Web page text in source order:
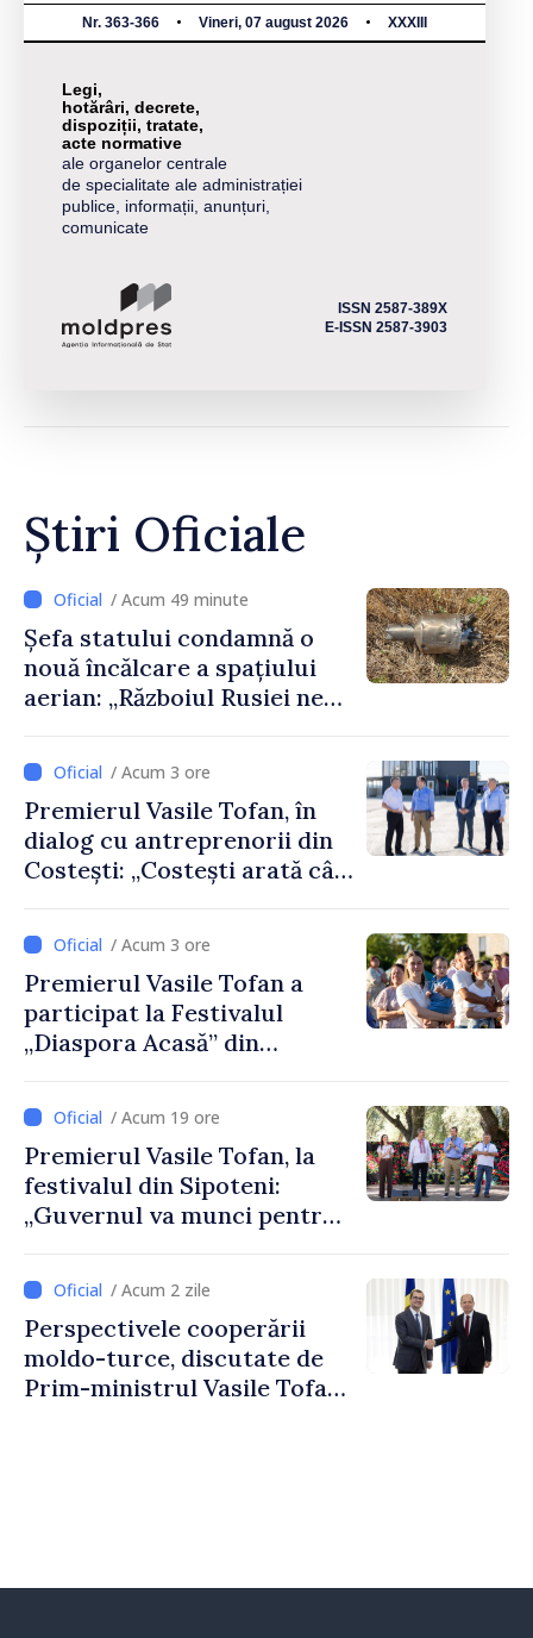
Nr. 363-366 Vineri, 07 august 2026 XXXIII
Legi,
hotărâri, decrete,
dispoziții, tratate,
acte normative
ale organelor centrale
de specialitate ale administrației
publice, informații, anunțuri,
comunicate
ISSN 2587-389X
E-ISSN 2587-3903
Știri Oficiale
/ Acum 49 minute
Șefa statului condamnă o
nouă încălcare a spațiului
aerian: „Războiul Rusiei ne
/ Acum 3 ore
Premierul Vasile Tofan, în
dialog cu antreprenorii din
Costești: „Costești arată cât
comunitate atunci când
există inițiativă, muncă și
spirit antreprenorial”
/ Acum 3 ore
Premierul Vasile Tofan a
participat la Festivalul
„Diaspora Acasă” din
/ Acum 19 ore
Premierul Vasile Tofan, la
festivalul din Sipoteni:
„Guvernul va munci pentru
comunitate și toți
moldovenii să prospere”
/ Acum 2 zile
Perspectivele cooperării
moldo-turce, discutate de
Prim-ministrul Vasile Tofan